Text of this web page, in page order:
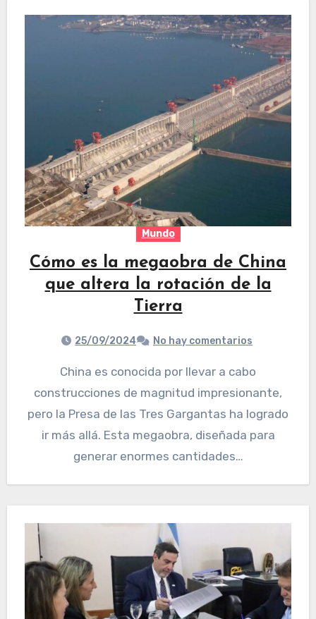
Mundo
Cómo es la megaobra de China
que altera la rotación de la
Tierra
25/09/2024 No hay comentarios
China es conocida por llevar a cabo
construcciones de magnitud impresionante,
pero la Presa de las Tres Gargantas ha logrado
ir más allá. Esta megaobra, diseñada para
generar enormes cantidades…